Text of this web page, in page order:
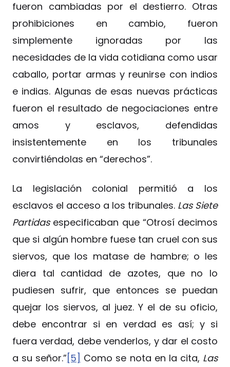
fueron cambiadas por el destierro. Otras
prohibiciones en cambio, fueron
simplemente ignoradas por las
necesidades de la vida cotidiana como usar
caballo, portar armas y reunirse con indios
e indias. Algunas de esas nuevas prácticas
fueron el resultado de negociaciones entre
amos y esclavos, defendidas
insistentemente en los tribunales
convirtiéndolas en “derechos”.
La legislación colonial permitió a los
esclavos el acceso a los tribunales. Las Siete
Partidasespecificaban que “Otrosí decimos
que si algún hombre fuese tan cruel con sus
siervos, que los matase de hambre; o les
diera tal cantidad de azotes, que no lo
pudiesen sufrir, que entonces se puedan
quejar los siervos, al juez. Y el de su oficio,
debe encontrar si en verdad es así; y si
fuera verdad, debe venderlos, y dar el costo
a su señor.”[5] Como se nota en la cita, Las